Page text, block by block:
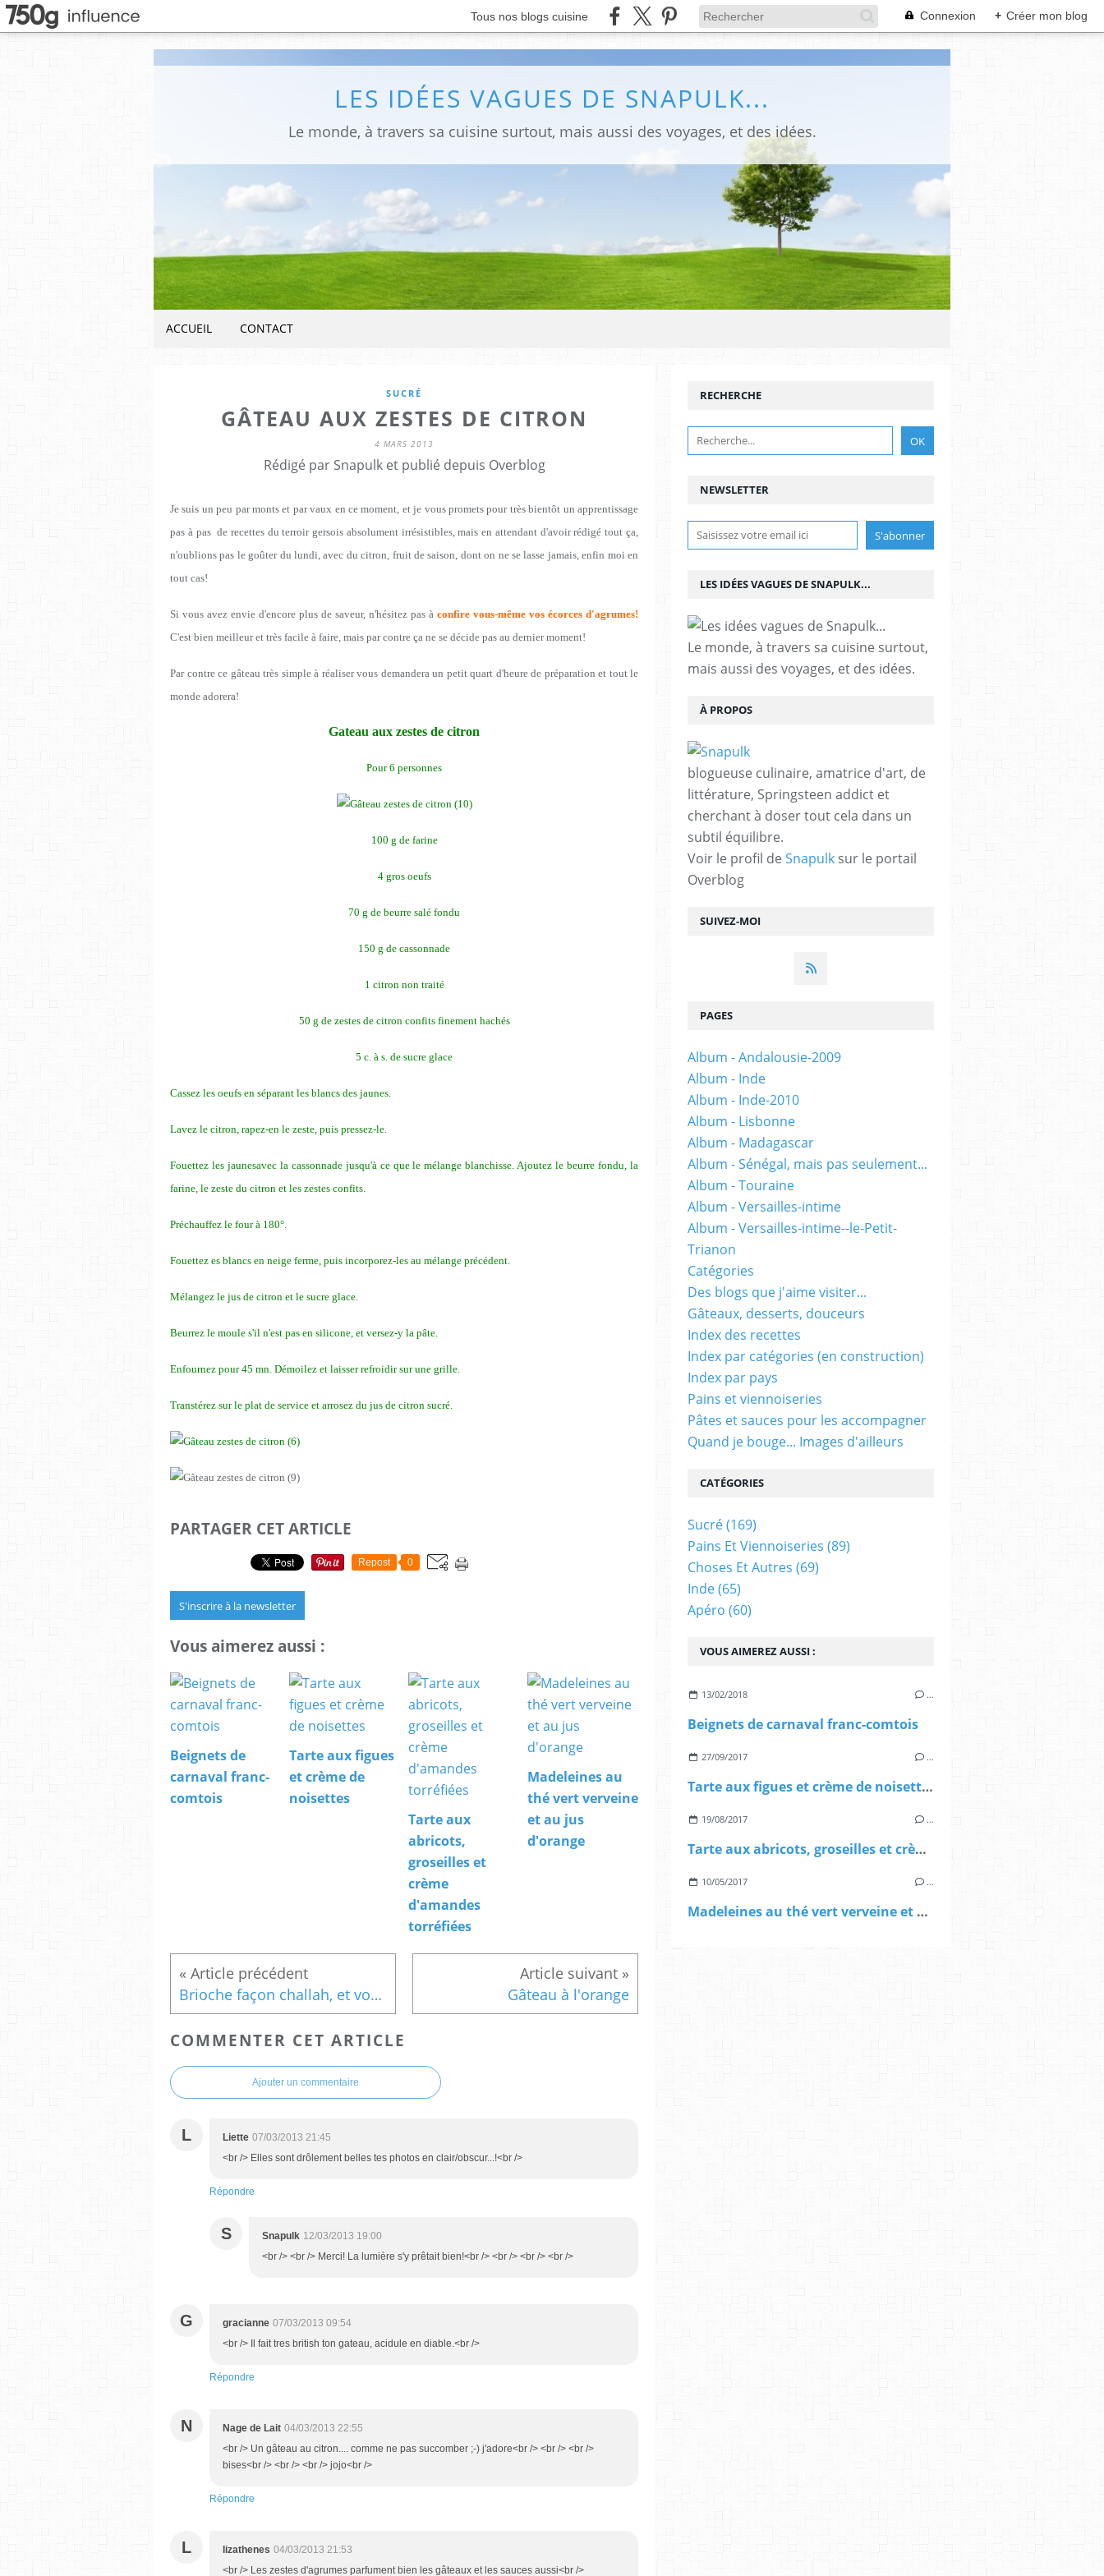
Tous nos blogs cuisine Connexion + Créer mon blog
LES IDÉES VAGUES DE SNAPULK...
Le monde, à travers sa cuisine surtout, mais aussi des voyages, et des idées.
ACCUEIL CONTACT
SUCRÉ
GÂTEAU AUX ZESTES DE CITRON
4 MARS 2013
Rédigé par Snapulk et publié depuis Overblog
Je suis un peu par monts et par vaux en ce moment, et je vous promets pour très bientôt un apprentissage
pas à pas de recettes du terroir gersois absolument irrésistibles, mais en attendant d'avoir rédigé tout ça,
n'oublions pas le goûter du lundi, avec du citron, fruit de saison, dont on ne se lasse jamais, enfin moi en
tout cas!
Si vous avez envie d'encore plus de saveur, n'hésitez pas à confire vous-même vos écorces d'agrumes!
C'est bien meilleur et très facile à faire, mais par contre ça ne se décide pas au dernier moment!
Par contre ce gâteau très simple à réaliser vous demandera un petit quart d'heure de préparation et tout le
monde adorera!
Gateau aux zestes de citron
Pour 6 personnes
100 g de farine
4 gros oeufs
70 g de beurre salé fondu
150 g de cassonnade
1 citron non traité
50 g de zestes de citron confits finement hachés
5 c. à s. de sucre glace
Cassez les oeufs en séparant les blancs des jaunes.
Lavez le citron, rapez-en le zeste, puis pressez-le.
Fouettez les jaunesavec la cassonnade jusqu'à ce que le mélange blanchisse. Ajoutez le beurre fondu, la
farine, le zeste du citron et les zestes confits.
Préchauffez le four à 180°.
Fouettez es blancs en neige ferme, puis incorporez-les au mélange précédent.
Mélangez le jus de citron et le sucre glace.
Beurrez le moule s'il n'est pas en silicone, et versez-y la pâte.
Enfournez pour 45 mn. Démoilez et laisser refroidir sur une grille.
Transtérez sur le plat de service et arrosez du jus de citron sucré.
PARTAGER CET ARTICLE
Repost 0
S'inscrire à la newsletter
Vous aimerez aussi :
Beignets de
carnaval franc-
comtois
Tarte aux figues
et crème de
noisettes
Tarte aux
abricots,
groseilles et
crème
d'amandes
torréfiées
Madeleines au
thé vert verveine
et au jus
d'orange
Brioche façon challah, et vos petits déjeuners seront différents! Gâteau à l'orange
COMMENTER CET ARTICLE
Ajouter un commentaire
L Liette 07/03/2013 21:45
<br /> Elles sont drôlement belles tes photos en clair/obscur...!<br />
Répondre
S Snapulk 12/03/2013 19:00
<br /> <br /> Merci! La lumière s'y prêtait bien!<br /> <br /> <br /> <br />
G gracianne 07/03/2013 09:54
<br /> Il fait tres british ton gateau, acidule en diable.<br />
Répondre
N Nage de Lait 04/03/2013 22:55
<br /> Un gâteau au citron.... comme ne pas succomber ;-) j'adore<br /> <br /> <br />
bises<br /> <br /> <br /> jojo<br />
Répondre
L lizathenes 04/03/2013 21:53
<br /> Les zestes d'agrumes parfument bien les gâteaux et les sauces aussi<br />
NEWSLETTER
SUIVEZ-MOI
RECHERCHE
LES IDÉES VAGUES DE SNAPULK...
Le monde, à travers sa cuisine surtout,
mais aussi des voyages, et des idées.
À PROPOS
blogueuse culinaire, amatrice d'art, de
littérature, Springsteen addict et
cherchant à doser tout cela dans un
subtil équilibre.
Voir le profil de Snapulk sur le portail
Overblog
VOUS AIMEREZ AUSSI :
13/02/2018 …
Beignets de carnaval franc-comtois
27/09/2017 …
Tarte aux figues et crème de noisettes
19/08/2017 …
Tarte aux abricots, groseilles et crème d'amandes torréfiées
10/05/2017 …
Madeleines au thé vert verveine et au jus d'orange
PAGES
Album - Andalousie-2009
Album - Inde
Album - Inde-2010
Album - Lisbonne
Album - Madagascar
Album - Sénégal, mais pas seulement...
Album - Touraine
Album - Versailles-intime
Album - Versailles-intime--le-Petit-
Trianon
Catégories
Des blogs que j'aime visiter...
Gâteaux, desserts, douceurs
Index des recettes
Index par catégories (en construction)
Index par pays
Pains et viennoiseries
Pâtes et sauces pour les accompagner
Quand je bouge... Images d'ailleurs
CATÉGORIES
Sucré(169)
Pains Et Viennoiseries (89)
Choses Et Autres (69)
Inde(65)
Apéro (60)